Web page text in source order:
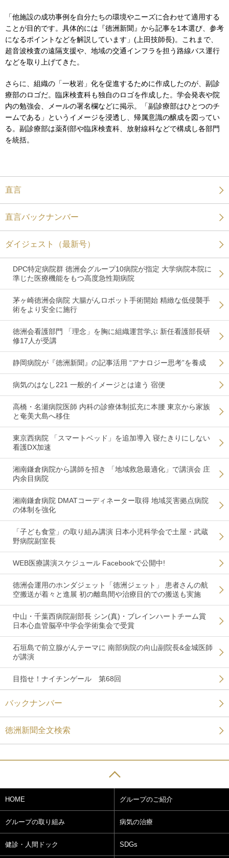
「他施設の成功事例を自分たちの環境やニーズに合わせて適用する
ことが目的です。具体的には『徳洲新聞』から記事を1本選び、参考
になるポイントなどを解説しています」(上田技師長)。これまで、
超音波検査の遠隔支援や、地域の交通インフラを担う路線バス運行
などを取り上げてきた。
さらに、組織の「一枚岩」化を促進するために作成したのが、副診
療部のロゴだ。臨床検査科も独自のロゴを作成した。学会発表や院
内の勉強会、メールの署名欄などに掲示。「副診療部はひとつのチ
ームである」というイメージを浸透し、帰属意識の醸成を図ってい
る。副診療部は薬剤部や臨床検査科、放射線科などで構成し各部門
を統括。
直言
直言バックナンバー
ダイジェスト（最新号）
DPC特定病院群 徳洲会グループ10病院が指定 大学病院本院に
準じた医療機能をもつ高度急性期病院
茅ヶ崎徳洲会病院 大腸がんロボット手術開始 精緻な低侵襲手
術をより安全に施行
徳洲会看護部門 「理念」を胸に組織運営学ぶ 新任看護部長研
修17人が受講
静岡病院が『徳洲新聞』の記事活用 “アナロジー思考”を養成
病気のはなし221 一般的イメージとは違う 宿便
高橋・名瀬病院医師 内科の診療体制拡充に本腰 東京から家族
と奄美大島へ移住
東京西病院 「スマートベッド」を追加導入 寝たきりにしない
看護DX加速
湘南鎌倉病院から講師を招き 「地域救急最適化」で講演会 庄
内余目病院
湘南鎌倉病院 DMATコーディネーター取得 地域災害拠点病院
の体制を強化
「子ども食堂」の取り組み講演 日本小児科学会で土屋・武蔵
野病院副室長
WEB医療講演スケジュール Facebookで公開中!
徳洲会運用のホンダジェット「徳洲ジェット」 患者さんの航
空搬送が着々と進展 初の離島間や治療目的での搬送も実施
中山・千葉西病院副部長 シン(真)・ブレインハートチーム賞
日本心血管脳卒中学会学術集会で受賞
石垣島で前立腺がんテーマに 南部病院の向山副院長&金城医師
が講演
目指せ！ナイチンゲール 第68回
バックナンバー
徳洲新聞全文検索
HOME グループのご紹介
グループの取り組み 病気の治療
健診・人間ドック SDGs